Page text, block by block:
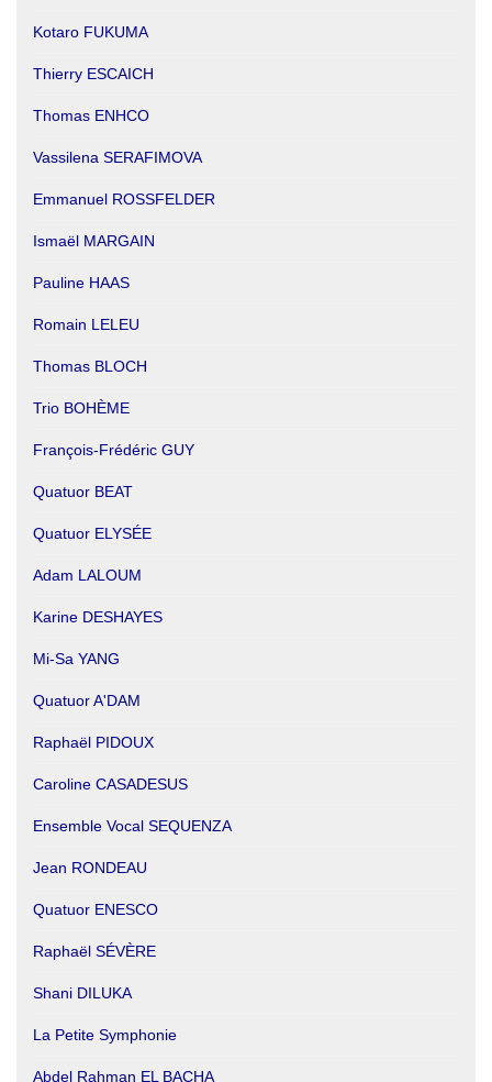
Kotaro FUKUMA
Thierry ESCAICH
Thomas ENHCO
Vassilena SERAFIMOVA
Emmanuel ROSSFELDER
Ismaël MARGAIN
Pauline HAAS
Romain LELEU
Thomas BLOCH
Trio BOHÈME
François-Frédéric GUY
Quatuor BEAT
Quatuor ELYSÉE
Adam LALOUM
Karine DESHAYES
Mi-Sa YANG
Quatuor A'DAM
Raphaël PIDOUX
Caroline CASADESUS
Ensemble Vocal SEQUENZA
Jean RONDEAU
Quatuor ENESCO
Raphaël SÉVÈRE
Shani DILUKA
La Petite Symphonie
Abdel Rahman EL BACHA